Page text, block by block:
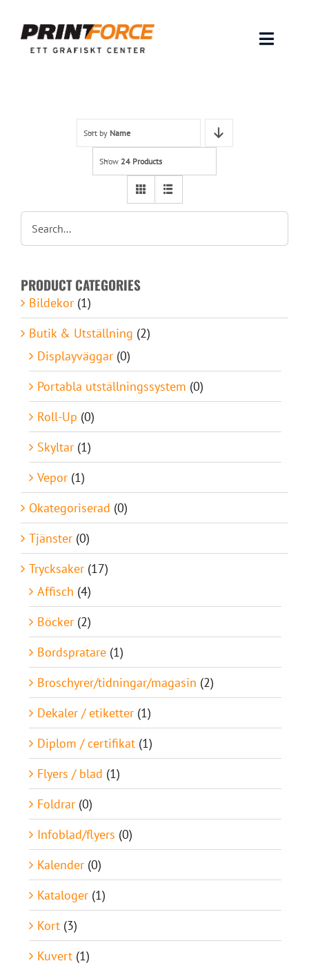
content
Toggle
INSPIRATION
Lämna original & filer
Om oss
Kontakt
Sort by Name
Show 24 Products
PRODUCT CATEGORIES
Bildekor (1)
Butik & Utställning (2)
Displayväggar (0)
Portabla utställningssystem (0)
Roll-Up (0)
Skyltar (1)
Vepor (1)
Okategoriserad (0)
Tjänster (0)
Trycksaker (17)
Affisch (4)
Böcker (2)
Bordspratare (1)
Broschyrer/tidningar/magasin (2)
Dekaler / etiketter (1)
Diplom / certifikat (1)
Flyers / blad (1)
Foldrar (0)
Infoblad/flyers (0)
Kalender (0)
Kataloger (1)
Kort (3)
Kuvert (1)